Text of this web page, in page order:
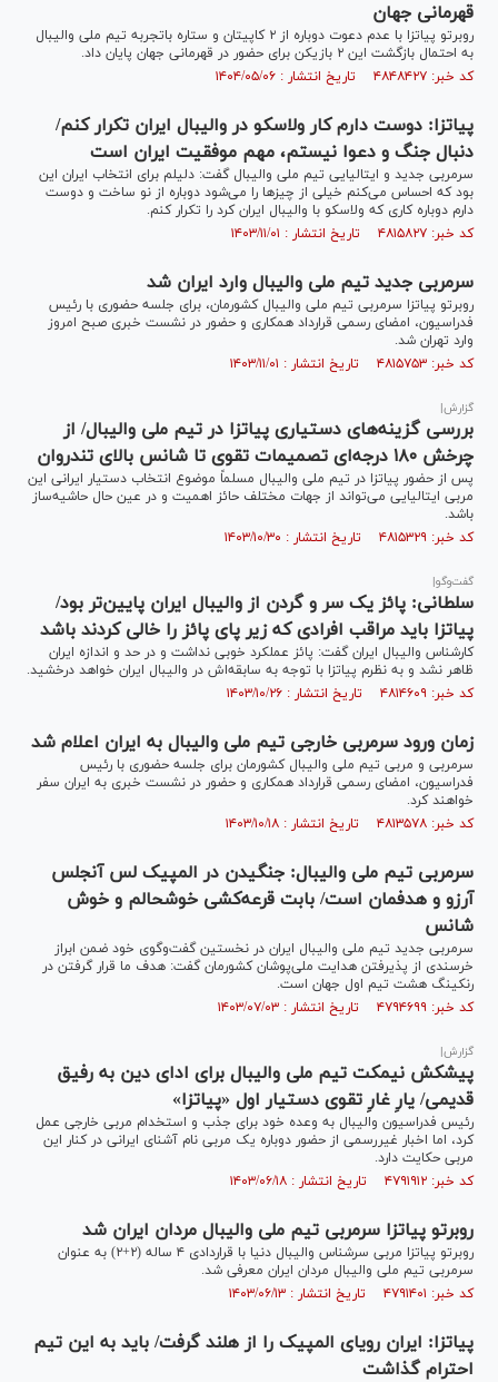
قهرمانی جهان
روبرتو پیاتزا با عدم دعوت دوباره از ۲ کاپیتان و ستاره باتجربه تیم ملی والیبال
به احتمال بازگشت این ۲ بازیکن برای حضور در قهرمانی جهان پایان داد.
کد خبر: ۴۸۴۸۴۲۷ تاریخ انتشار : ۱۴۰۴/۰۵/۰۶
پیاتزا: دوست دارم کار ولاسکو در والیبال ایران تکرار کنم/
دنبال جنگ و دعوا نیستم، مهم موفقیت ایران است
سرمربی جدید و ایتالیایی تیم ملی والیبال گفت: دلیلم برای انتخاب ایران این
بود که احساس می‌کنم خیلی از چیز‌ها را می‌شود دوباره از نو ساخت و دوست
دارم دوباره کاری که ولاسکو با والیبال ایران کرد را تکرار کنم.
کد خبر: ۴۸۱۵۸۲۷ تاریخ انتشار : ۱۴۰۳/۱۱/۰۱
سرمربی جدید تیم ملی والیبال وارد ایران شد
روبرتو پیاتزا سرمربی تیم ملی والیبال کشورمان، برای جلسه حضوری با رئیس
فدراسیون، امضای رسمی قرارداد همکاری و حضور در نشست خبری صبح امروز
وارد تهران شد.
کد خبر: ۴۸۱۵۷۵۳ تاریخ انتشار : ۱۴۰۳/۱۱/۰۱
گزارش|
بررسی گزینه‌های دستیاری پیاتزا در تیم ملی والیبال/ از
چرخش ۱۸۰ درجه‌ای تصمیمات تقوی تا شانس بالای تندروان
پس از حضور پیاتزا در تیم ملی والیبال مسلماً موضوع انتخاب دستیار ایرانی این
مربی ایتالیایی می‌تواند از جهات مختلف حائز اهمیت و در عین حال حاشیه‌ساز
باشد.
کد خبر: ۴۸۱۵۳۲۹ تاریخ انتشار : ۱۴۰۳/۱۰/۳۰
گفت‌وگو|
سلطانی: پائز یک سر و گردن از والیبال ایران پایین‌تر بود/
پیاتزا باید مراقب افرادی که زیر پای پائز را خالی کردند باشد
کارشناس والیبال ایران گفت: پائز عملکرد خوبی نداشت و در حد و اندازه ایران
ظاهر نشد و به نظرم پیاتزا با توجه به سابقه‌اش در والیبال ایران خواهد درخشید.
کد خبر: ۴۸۱۴۶۰۹ تاریخ انتشار : ۱۴۰۳/۱۰/۲۶
زمان ورود سرمربی خارجی تیم ملی والیبال به ایران اعلام شد
سرمربی و مربی تیم ملی والیبال کشورمان برای جلسه حضوری با رئیس
فدراسیون، امضای رسمی قرارداد همکاری و حضور در نشست خبری به ایران سفر
خواهند کرد.
کد خبر: ۴۸۱۳۵۷۸ تاریخ انتشار : ۱۴۰۳/۱۰/۱۸
سرمربی تیم ملی والیبال: جنگیدن در المپیک لس آنجلس
آرزو و هدفمان است/ بابت قرعه‌کشی خوشحالم و خوش
شانس
سرمربی جدید تیم ملی والیبال ایران در نخستین گفت‌وگوی خود ضمن ابراز
خرسندی از پذیرفتن هدایت ملی‌پوشان کشورمان گفت: هدف ما قرار گرفتن در
رنکینگ هشت تیم اول جهان است.
کد خبر: ۴۷۹۴۶۹۹ تاریخ انتشار : ۱۴۰۳/۰۷/۰۳
گزارش|
پیشکش نیمکت تیم ملی والیبال برای ادای دین به رفیق
قدیمی/ یارِ غارِ تقوی دستیار اول «پیاتزا»
رئیس فدراسیون والیبال به وعده خود برای جذب و استخدام مربی خارجی عمل
کرد، اما اخبار غیررسمی از حضور دوباره یک مربی نام آشنای ایرانی در کنار این
مربی حکایت دارد.
کد خبر: ۴۷۹۱۹۱۲ تاریخ انتشار : ۱۴۰۳/۰۶/۱۸
روبرتو پیاتزا سرمربی تیم ملی والیبال مردان ایران شد
روبرتو پیاتزا مربی سرشناس والیبال دنیا با قراردادی ۴ ساله (۲+۲) به عنوان
سرمربی تیم ملی والیبال مردان ایران معرفی شد.
کد خبر: ۴۷۹۱۴۰۱ تاریخ انتشار : ۱۴۰۳/۰۶/۱۳
پیاتزا: ایران رویای المپیک را از هلند گرفت/ باید به این تیم
احترام گذاشت